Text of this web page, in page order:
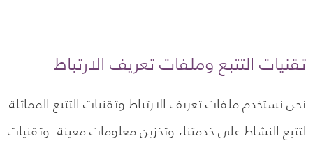
تقنيات التتبع وملفات تعريف الارتباط
نحن نستخدم ملفات تعريف الارتباط وتقنيات التتبع المماثلة
لتتبع النشاط على خدمتنا، وتخزين معلومات معينة. وتقنيات